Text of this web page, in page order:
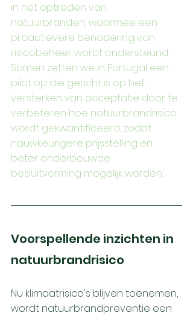
in het optreden van
natuurbranden, waarmee een
proactievere benadering van
risicobeheer wordt ondersteund.
Samen zetten we in Portugal een
pilot op die gericht is op het
versterken van acceptatie door te
verbeteren hoe natuurbrandrisico
wordt gekwantificeerd, zodat
nauwkeurigere prijsstelling en
beter onderbouwde
besluitvorming mogelijk worden.
Voorspellende inzichten in
natuurbrandrisico
Nu klimaatrisico's blijven toenemen,
wordt natuurbrandpreventie een